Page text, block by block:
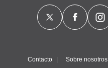
Contacto Sobre nosotros